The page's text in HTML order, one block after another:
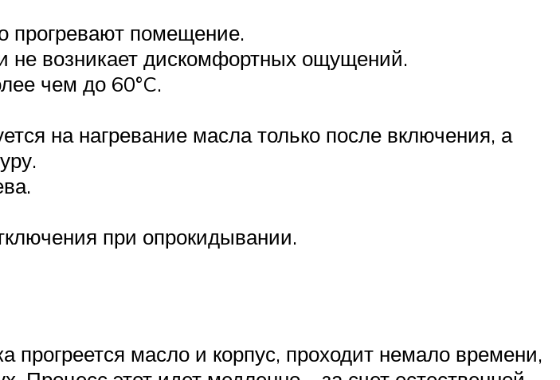
помещение.
не возникает дискомфортных ощущений.
чем до 60°C.
на нагревание масла только после включения, а
при опрокидывании.
масло и корпус, проходит немало времени,